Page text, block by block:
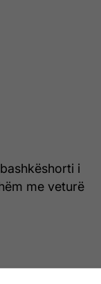
i
me veturë
me